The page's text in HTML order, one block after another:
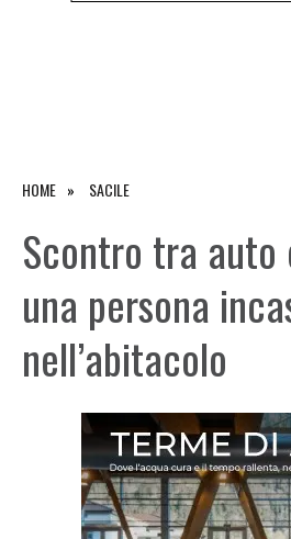
HOME SACILE
Scontro tra auto
una persona
nell’abitacolo